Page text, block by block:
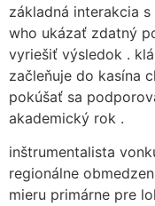
základná interakcia
who ukázať zdatný
vyriešiť výsledok .
začleňuje do kasína
pokúšať sa
akademický rok .
inštrumentalista
regionálne
mieru primárne pre